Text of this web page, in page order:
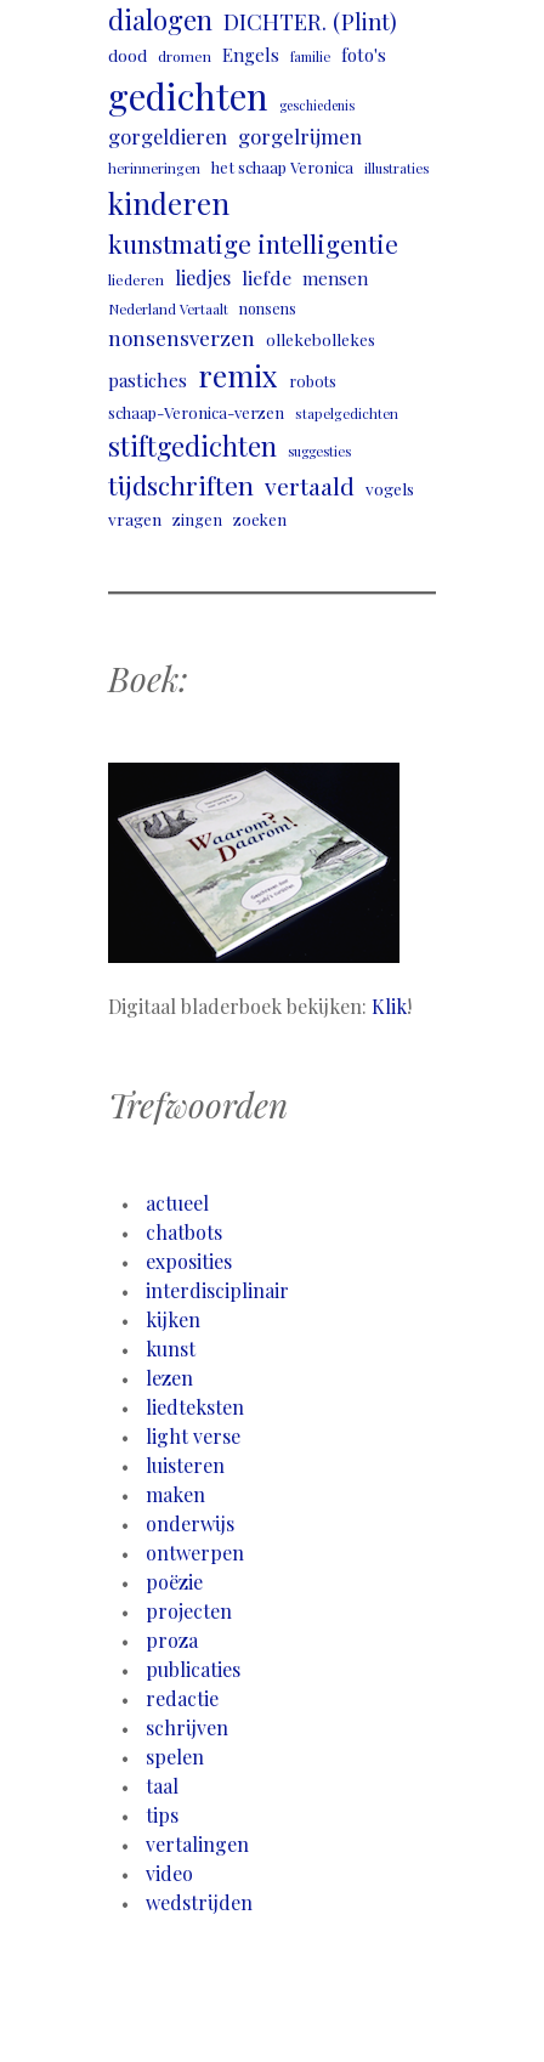
dialogen DICHTER. (Plint)
dood dromen Engels familie foto's
gedichten geschiedenis
gorgeldieren gorgelrijmen
herinneringen het schaap Veronica illustraties
kinderen
kunstmatige intelligentie
liederen liedjes liefde mensen
Nederland Vertaalt nonsens
nonsensverzen ollekebollekes
pastiches remix
robots
schaap-Veronica-verzen stapelgedichten
stiftgedichten suggesties
tijdschriften vertaald vogels
vragen zingen zoeken
Boek:
Digitaal bladerboek bekijken: Klik!
Trefwoorden
actueel
chatbots
exposities
interdisciplinair
kijken
kunst
lezen
liedteksten
light verse
luisteren
maken
onderwijs
ontwerpen
poëzie
projecten
proza
publicaties
redactie
schrijven
spelen
taal
tips
vertalingen
video
wedstrijden